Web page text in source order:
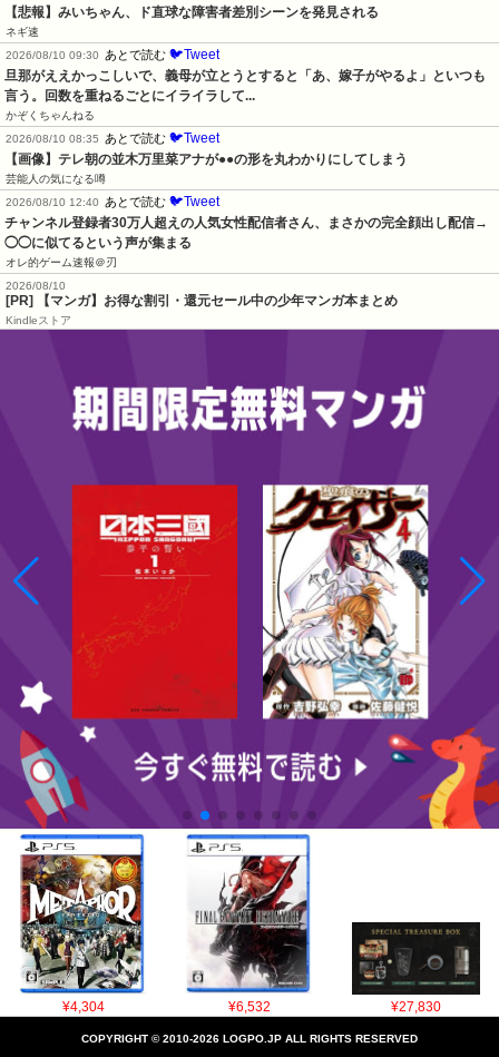
【悲報】みいちゃん、ド直球な障害者差別シーンを発見される
ネギ速
2026/08/10 09:30
あとで読む 🐦Tweet
旦那がええかっこしいで、義母が立とうとすると「あ、嫁子がやるよ」といつも
言う。回数を重ねるごとにイライラして...
かぞくちゃんねる
2026/08/10 08:35
あとで読む 🐦Tweet
【画像】テレ朝の並木万里菜アナが●●の形を丸わかりにしてしまう
芸能人の気になる噂
2026/08/10 12:40
あとで読む 🐦Tweet
チャンネル登録者30万人超えの人気女性配信者さん、まさかの完全顔出し配信→
◯◯に似てるという声が集まる
オレ的ゲーム速報＠刃
2026/08/10
[PR] 【マンガ】お得な割引・還元セール中の少年マンガ本まとめ
Kindleストア
¥4,304 ¥6,532 ¥27,830
COPYRIGHT © 2010-2026 LOGPO.JP ALL RIGHTS RESERVED